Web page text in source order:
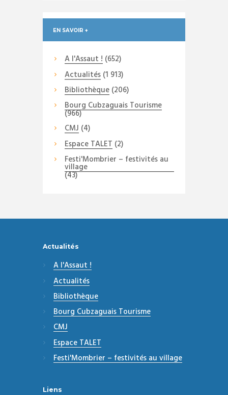
EN SAVOIR +
A l'Assaut ! (652)
Actualités(1 913)
Bibliothèque(206)
Bourg Cubzaguais Tourisme
(966)
CMJ (4)
Espace TALET (2)
Festi'Mombrier – festivités au
village
(43)
Actualités
A l'Assaut !
Actualités
Bibliothèque
Bourg Cubzaguais Tourisme
CMJ
Espace TALET
Festi'Mombrier – festivités au village
Liens